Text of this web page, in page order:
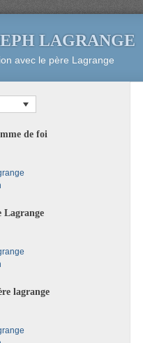
LAGRANGE
avec le père Lagrange
de foi
Lagrange
lagrange